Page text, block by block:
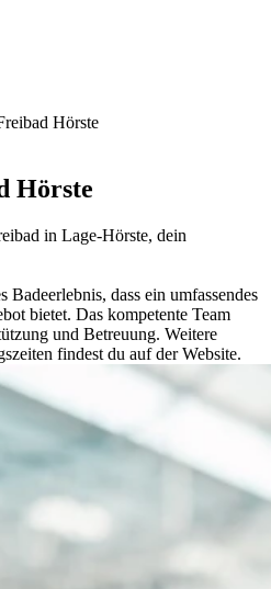
Hörste
Hörste
in Lage-Hörste, dein
Badeerlebnis, dass ein umfassendes
bietet. Das kompetente Team
und Betreuung. Weitere
findest du auf der Website.